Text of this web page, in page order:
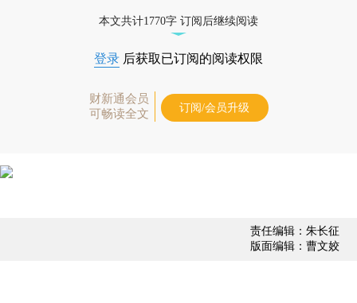
本文共计1770字 订阅后继续阅读
登录 后获取已订阅的阅读权限
财新通会员
可畅读全文
订阅/会员升级
责任编辑：朱长征
版面编辑：曹文姣